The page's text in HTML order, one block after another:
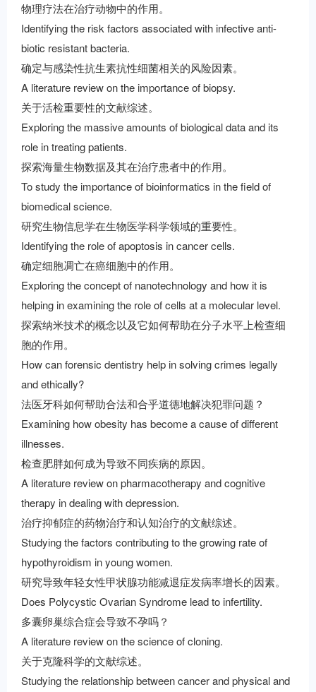
物理疗法在治疗动物中的作用。
Identifying the risk factors associated with infective anti-
biotic resistant bacteria.
确定与感染性抗生素抗性细菌相关的风险因素。
A literature review on the importance of biopsy.
关于活检重要性的文献综述。
Exploring the massive amounts of biological data and its
role in treating patients.
探索海量生物数据及其在治疗患者中的作用。
To study the importance of bioinformatics in the field of
biomedical science.
研究生物信息学在生物医学科学领域的重要性。
Identifying the role of apoptosis in cancer cells.
确定细胞凋亡在癌细胞中的作用。
Exploring the concept of nanotechnology and how it is
helping in examining the role of cells at a molecular level.
探索纳米技术的概念以及它如何帮助在分子水平上检查细
胞的作用。
How can forensic dentistry help in solving crimes legally
and ethically?
法医牙科如何帮助合法和合乎道德地解决犯罪问题？
Examining how obesity has become a cause of different
illnesses.
检查肥胖如何成为导致不同疾病的原因。
A literature review on pharmacotherapy and cognitive
therapy in dealing with depression.
治疗抑郁症的药物治疗和认知治疗的文献综述。
Studying the factors contributing to the growing rate of
hypothyroidism in young women.
研究导致年轻女性甲状腺功能减退症发病率增长的因素。
Does Polycystic Ovarian Syndrome lead to infertility.
多囊卵巢综合症会导致不孕吗？
A literature review on the science of cloning.
关于克隆科学的文献综述。
Studying the relationship between cancer and physical and